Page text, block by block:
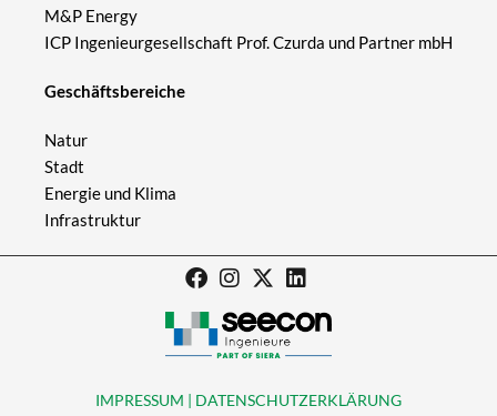
Geschäftsbereiche
Natur
Stadt
Energie und Klima
Infrastruktur
M&P Energy
ICP Ingenieurgesellschaft Prof. Czurda und Partner mbH
IMPRESSUM | DATENSCHUTZERKLÄRUNG